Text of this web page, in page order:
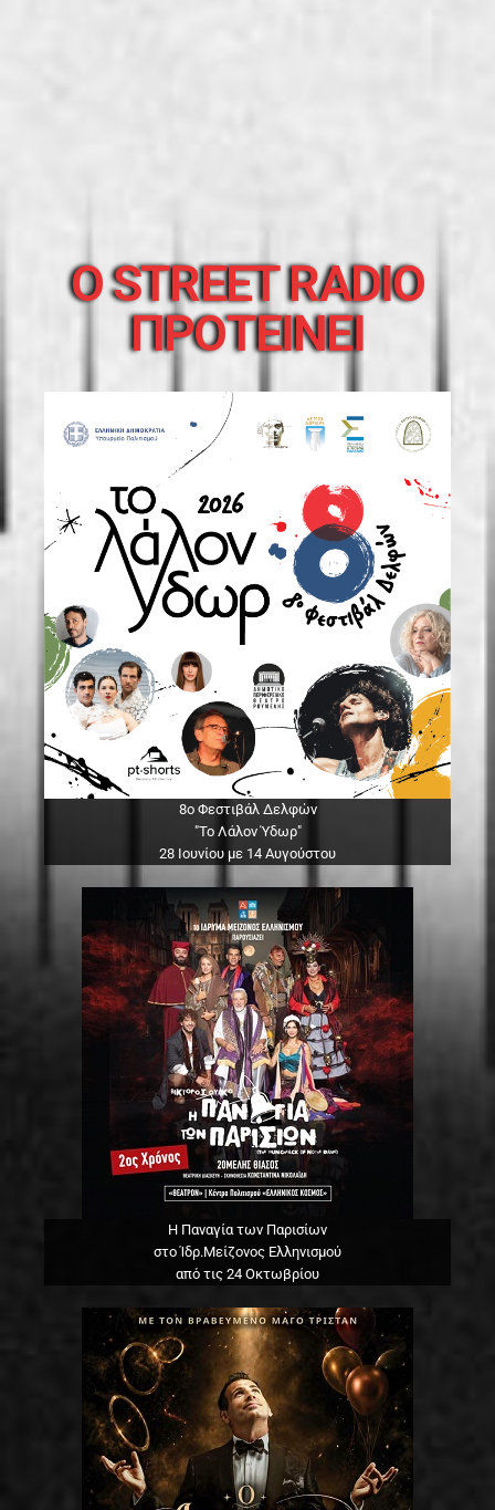
O STREET RADIO
ΠΡΟΤΕΙΝΕΙ
8ο Φεστιβάλ Δελφών
"Το Λάλον Ύδωρ"
28 Ιουνίου με 14 Αυγούστου
Η Παναγία των Παρισίων
στο Ίδρ.Μείζονος Ελληνισμού
από τις 24 Οκτωβρίου